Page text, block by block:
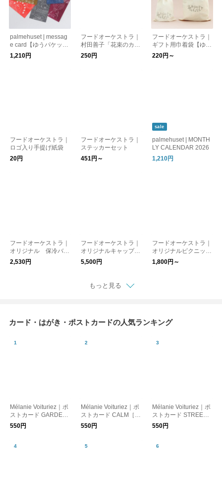
palmehuset | messag
e card【ゆうパケット
対応】
1,210円
フードオーケストラ｜
村田善子「花束のカー
ド」【ゆうパケット対
応】
250円
フードオーケストラ｜
ギフト用巾着袋【ゆう
パケット対応】
220円～
フードオーケストラ｜
ロゴ入り手提げ紙袋
20円
フードオーケストラ｜
ステッカーセット
451円～
sale
palmehuset | MONTH
LY CALENDAR 2026
1,210円
フードオーケストラ｜
オリジナル 保冷バッ
グ
2,530円
フードオーケストラ｜
オリジナルキャップ
（オトナ）
5,500円
フードオーケストラ｜
オリジナルピクニック
ラグ【ゆうパケット対
応】
1,800円～
もっと見る
カード・はがき・ポストカードの人気ランキング
Mélanie Voituriez｜ポ
ストカード GARDEN
［メール便］
550円
Mélanie Voituriez｜ポ
ストカード CALM［メ
ール便］
550円
Mélanie Voituriez｜ポ
ストカード STREET
［メール便］
550円